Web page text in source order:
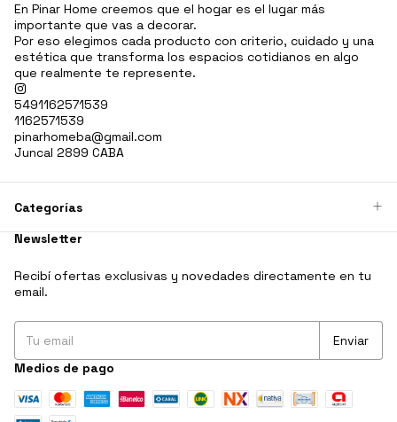
En Pinar Home creemos que el hogar es el lugar más
importante que vas a decorar.
Por eso elegimos cada producto con criterio, cuidado y una
estética que transforma los espacios cotidianos en algo
que realmente te represente.
5491162571539
1162571539
pinarhomeba@gmail.com
Juncal 2899 CABA
Categorías
Newsletter
Recibí ofertas exclusivas y novedades directamente en tu
email.
Medios de pago